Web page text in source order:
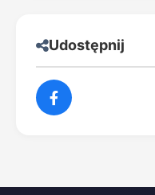
Udostępnij